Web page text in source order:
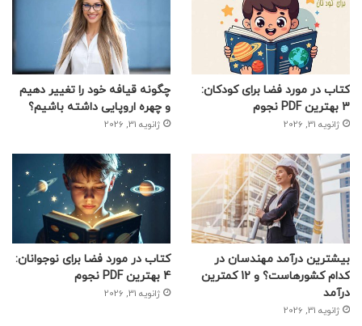
کتاب در مورد فضا برای کودکان:
3 بهترین PDF نجوم
ژانویه 31, 2026
چگونه قیافه خود را تغییر دهیم
و چهره اروپایی داشته باشیم؟
ژانویه 31, 2026
بیشترین درآمد مهندسان در
کدام کشورهاست؟ و 12 کمترین
درآمد
ژانویه 31, 2026
کتاب در مورد فضا برای نوجوانان:
4 بهترین PDF نجوم
ژانویه 31, 2026